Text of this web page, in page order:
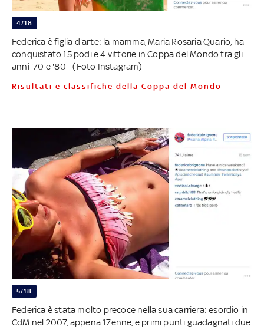
4/18
Federica è figlia d'arte: la mamma, Maria Rosaria Quario, ha
conquistato 15 podi e 4 vittorie in Coppa del Mondo tra gli
anni '70 e '80 - (Foto Instagram) -
Risultati e classifiche della Coppa del Mondo
5/18
Federica è stata molto precoce nella sua carriera: esordio in
CdM nel 2007, appena 17enne, e primi punti guadagnati due